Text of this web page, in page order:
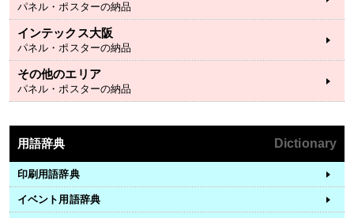
パネル・ポスターの納品
インテックス大阪
パネル・ポスターの納品
その他のエリア
パネル・ポスターの納品
用語辞典 Dictionary
印刷用語辞典
イベント用語辞典